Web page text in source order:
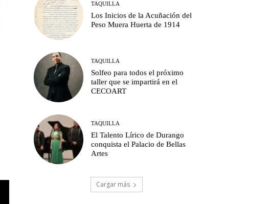
TAQUILLA
Los Inicios de la Acuñación del
Peso Muera Huerta de 1914
TAQUILLA
Solfeo para todos el próximo
taller que se impartirá en el
CECOART
TAQUILLA
El Talento Lírico de Durango
conquista el Palacio de Bellas
Artes
Cargar más